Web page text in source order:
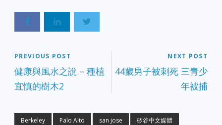
PREVIOUS POST
健康與風水之說 – 種植
宜慎的樹木2
NEXT POST
44歲男子被刺死 三青少
年被捕
Berkeley Palo Alto san jose
矽谷中文媒體